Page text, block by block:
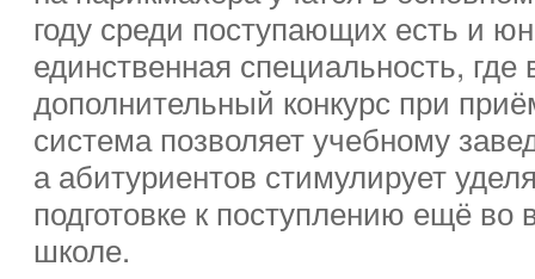
году среди поступающих есть и
единственная специальность, где
дополнительный конкурс при
система позволяет учебному
а абитуриентов стимулирует
подготовке к поступлению ещё во
школе.